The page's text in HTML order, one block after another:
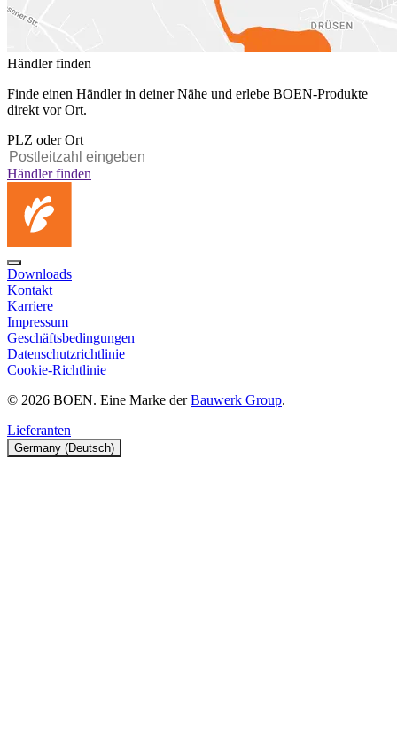
Händler finden
Finde einen Händler in deiner Nähe und erlebe BOEN-Produkte
direkt vor Ort.
PLZ oder Ort
Händler finden
Downloads
Kontakt
Karriere
Impressum
Geschäftsbedingungen
Datenschutzrichtlinie
Cookie-Richtlinie
© 2026 BOEN. Eine Marke derBauwerk Group.
Lieferanten
Germany (Deutsch)